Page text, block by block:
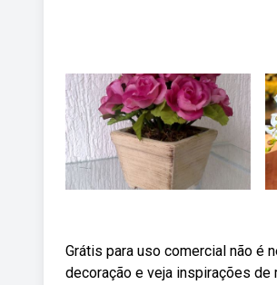
Grátis para uso comercial não é
decoração e veja inspirações